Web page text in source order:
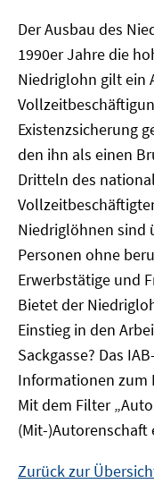
Der Ausbau des
1990er Jahre die
Niedriglohn gilt ein
Existenzsicherung
den ihn als einen
Dritteln des
Niedriglöhnen sind
Personen ohne
Erwerbstätige und
Bietet der
Einstieg in den
Sackgasse? Das
Informationen zum
Mit dem Filter
(Mit-)Autorenschaft
Zurück zur